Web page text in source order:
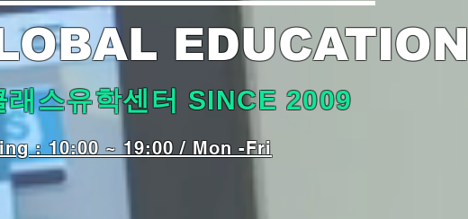
EDUCATION
래스유학센터 SINCE 2009
: 10:00 ~ 19:00 / Mon -Fri